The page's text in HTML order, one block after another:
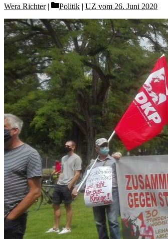
Wera Richter Categories
Politik | UZ vom 26. Juni 2020